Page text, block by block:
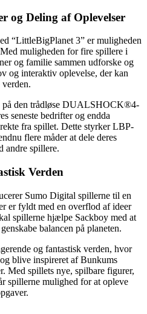
og Deling af Oplevelser
“LittleBigPlanet 3” er muligheden
muligheden for fire spillere i
og familie sammen udforske og
og interaktiv oplevelse, der kan
verden.
den trådløse DUALSHOCK®4-
seneste bedrifter og endda
fra spillet. Dette styrker LBP-
flere måder at dele deres
andre spillere.
Verden
Sumo Digital spillerne til en
er fyldt med en overflod af ideer
spillerne hjælpe Sackboy med at
balancen på planeten.
og fantastisk verden, hvor
blive inspireret af Bunkums
Med spillets nye, spilbare figurer,
spillerne mulighed for at opleve